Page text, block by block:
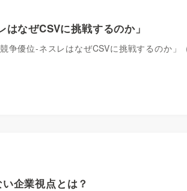
なぜCSVに挑戦するのか」
争優位-ネスレはなぜCSVに挑戦するのか」
企業視点とは？